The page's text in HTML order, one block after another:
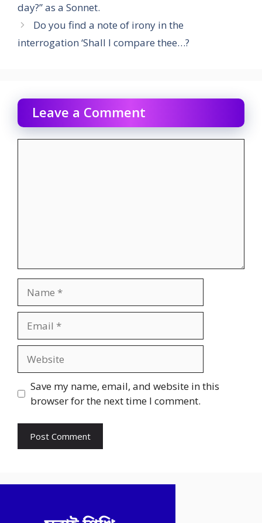
day?” as a Sonnet.
Do you find a note of irony in the
interrogation ‘Shall I compare thee…?
Leave a Comment
Save my name, email, and website in this
browser for the next time I comment.